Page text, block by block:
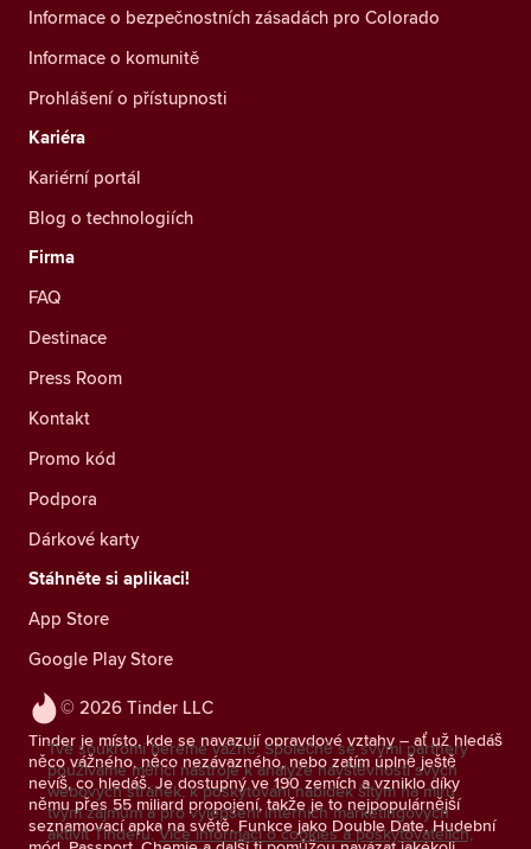
© 2026 Tinder LLC
Tinder je místo, kde se navazují opravdové vztahy – ať už hledáš
něco vážného, něco nezávazného, nebo zatím úplně ještě
nevíš, co hledáš. Je dostupný ve 190 zemích a vzniklo díky
němu přes 55 miliard propojení, takže je to nejpopulárnější
seznamovací apka na světě. Funkce jako Double Date, Hudební
Informace o bezpečnostních zásadách pro Colorado
Informace o komunitě
Prohlášení o přístupnosti
Kariéra
Kariérní portál
Blog o technologiích
Firma
FAQ
Destinace
Press Room
Kontakt
Promo kód
Podpora
Dárkové karty
Stáhněte si aplikaci!
App Store
Google Play Store
Tvé soukromí bereme vážně. Společně se svými partnery
používáme měřicí nástroje k analýze návštěvnosti svých
webových stránek, k poskytování nabídek šitým na míru
tvým zájmům a pro vylepšení interních marketingových
aktivit Tinderu. Více informací o cookies a poskytovatelích,